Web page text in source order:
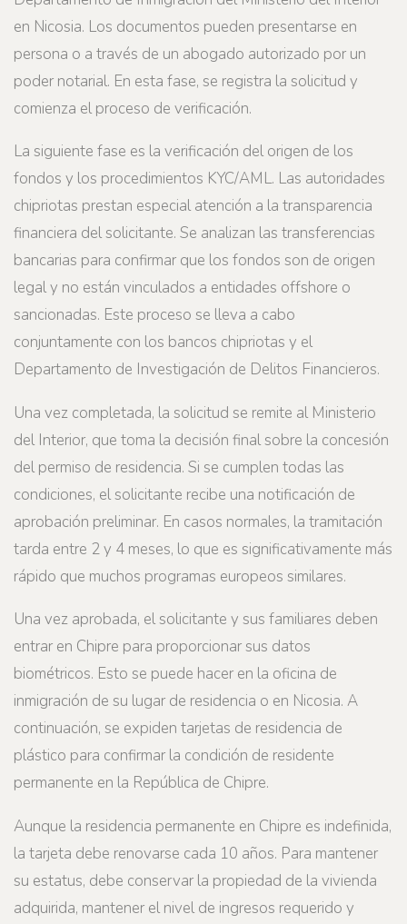
en Nicosia. Los documentos pueden presentarse en
persona o a través de un abogado autorizado por un
poder notarial. En esta fase, se registra la solicitud y
comienza el proceso de verificación.
La siguiente fase es la verificación del origen de los
fondos y los procedimientos KYC/AML. Las autoridades
chipriotas prestan especial atención a la transparencia
financiera del solicitante. Se analizan las transferencias
bancarias para confirmar que los fondos son de origen
legal y no están vinculados a entidades offshore o
sancionadas. Este proceso se lleva a cabo
conjuntamente con los bancos chipriotas y el
Departamento de Investigación de Delitos Financieros.
Una vez completada, la solicitud se remite al Ministerio
del Interior, que toma la decisión final sobre la concesión
del permiso de residencia. Si se cumplen todas las
condiciones, el solicitante recibe una notificación de
aprobación preliminar. En casos normales, la tramitación
tarda entre 2 y 4 meses, lo que es significativamente más
rápido que muchos programas europeos similares.
Una vez aprobada, el solicitante y sus familiares deben
entrar en Chipre para proporcionar sus datos
biométricos. Esto se puede hacer en la oficina de
inmigración de su lugar de residencia o en Nicosia. A
continuación, se expiden tarjetas de residencia de
plástico para confirmar la condición de residente
permanente en la República de Chipre.
Aunque la residencia permanente en Chipre es indefinida,
la tarjeta debe renovarse cada 10 años. Para mantener
su estatus, debe conservar la propiedad de la vivienda
adquirida, mantener el nivel de ingresos requerido y